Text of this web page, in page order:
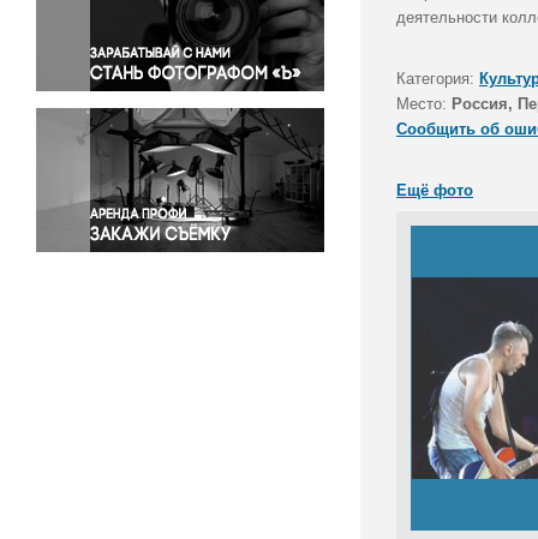
Правосудие
Происшествия и конфликты
Религия
Светская жизнь
Спорт
Экология
Экономика и бизнес
деятельности
Категория:
Место: Россия,
Сообщить об
Ещё фото